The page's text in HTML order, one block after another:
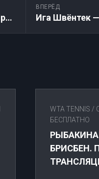
ВПЕРЁД
Сорана Кырстя — Коко Гауфф: Прямая трансляция онлайн 14.05.2026
WTA TENNIS /
БЕСПЛАТНО
РЫБАКИНА
БРИСБЕН.